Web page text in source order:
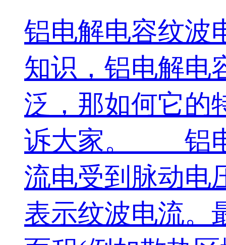
铝电解电容纹波
知识，铝电解电
泛，那如何它的
诉大家。 铝
流电受到脉动电
表示纹波电流。